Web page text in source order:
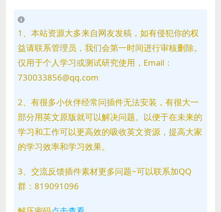
1、本站资源大多来自网友发稿，如有侵犯你的权
益请联系管理员，我们会第一时间进行审核删除。
仅用于个人学习或测试研究使用，Email：
730033856@qq.com
2、有很多小伙伴经常问插件无法安装，有很大一
部分用英文原版就可以解决问题。以便于在未来的
学习和工作可以更高效的吸收英文资源，提高大家
的学习效率和学习效果。
3、交流反馈插件素材更多问题~可以联系加QQ
群：819091096